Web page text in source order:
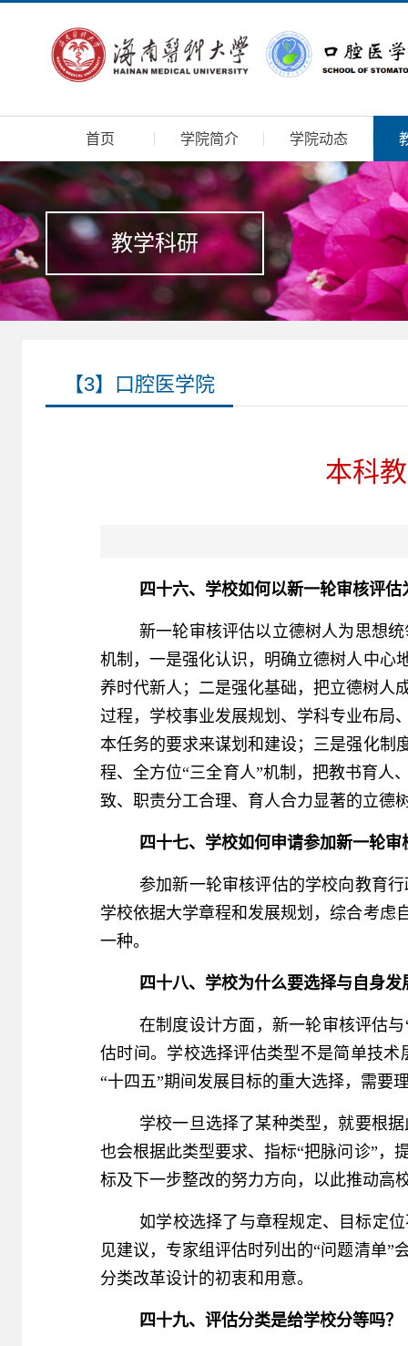
首页 学院简介 学院动态
教学科研
【3】口腔医学院
本科
四十六、学校如何以新一轮审核评
新一轮审核评估以立德树人为思想
机制，一是强化认识，明确立德树人中心
养时代新人；二是强化基础，把立德树人
过程，学校事业发展规划、学科专业布局
本任务的要求来谋划和建设；三是强化制
程、全方位“三全育人”机制，把教书育人
致、职责分工合理、育人合力显著的立德
四十七、学校如何申请参加新一轮审
参加新一轮审核评估的学校向教育
学校依据大学章程和发展规划，综合考虑
一种。
四十八、学校为什么要选择与自身
在制度设计方面，新一轮审核评估
估时间。学校选择评估类型不是简单技
“十四五”期间发展目标的重大选择，需要
学校一旦选择了某种类型，就要根
也会根据此类型要求、指标“把脉问诊”，
标及下一步整改的努力方向，以此推动高
如学校选择了与章程规定、目标定
见建议，专家组评估时列出的“问题清单
分类改革设计的初衷和用意。
四十九、评估分类是给学校分等吗？